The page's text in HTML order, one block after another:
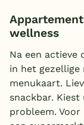
wellness
Na een actieve
in het
menukaart.
snackbar.
probleem.